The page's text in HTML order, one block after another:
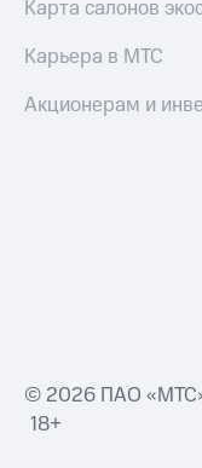
Карта салонов
Карьера в МТС
Акционерам и
© 2026 ПАО
18+